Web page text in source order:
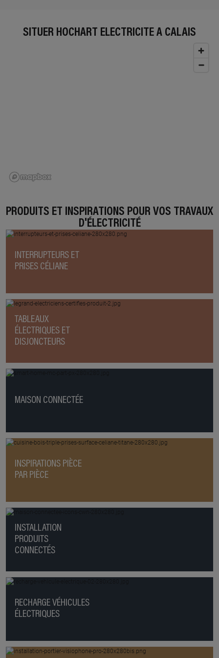
SITUER HOCHART ELECTRICITE À CALAIS
PRODUITS ET INSPIRATIONS POUR VOS TRAVAUX
D'ÉLECTRICITÉ
INTERRUPTEURS ET
PRISES CÉLIANE
TABLEAUX
ÉLECTRIQUES ET
DISJONCTEURS
MAISON CONNECTÉE
INSPIRATIONS PIÈCE
PAR PIÈCE
INSTALLATION
PRODUITS
CONNECTÉS
RECHARGE VÉHICULES
ÉLECTRIQUES